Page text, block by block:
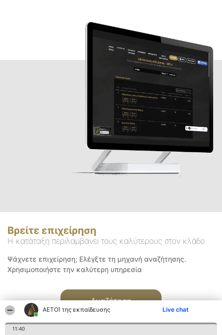
ΑΕΤΟΊ της εκπαίδευσης Live chat
11:40
Βρείτε επιχείρηση
Η κατάταξη περιλαμβάνει τους καλύτερους στον κλάδο
Ψάχνετε επιχείρηση; Ελέγξτε τη μηχανή αναζήτησης.
Χρησιμοποιήστε την καλύτερη υπηρεσία
Αναζήτηση